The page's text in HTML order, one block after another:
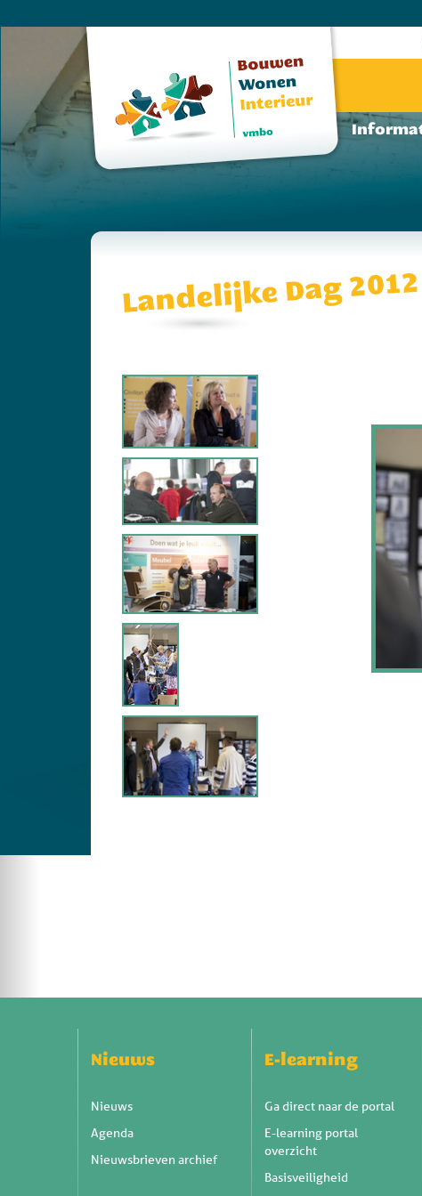
Landelijke Dag 2012
Nieuws
Nieuws
Agenda
Nieuwsbrieven archief
E-learning
Ga direct naar de portal
E-learning portal
overzicht
Basisveiligheid